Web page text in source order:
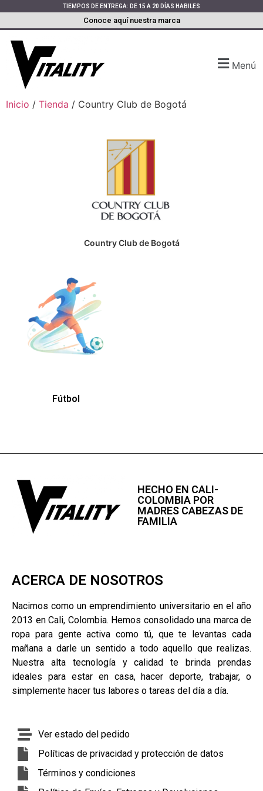
TIEMPOS DE ENTREGA: DE 15 A 20 DÍAS HABILES
Conoce aquí nuestra marca
Menú
Inicio / Tienda / Country Club de Bogotá
Country Club de Bogotá
Fútbol
HECHO EN CALI-
COLOMBIA POR
MADRES CABEZAS DE
FAMILIA
ACERCA DE NOSOTROS
Nacimos como un emprendimiento universitario en el año
2013 en Cali, Colombia. Hemos consolidado una marca de
ropa para gente activa como tú, que te levantas cada
mañana a darle un sentido a todo aquello que realizas.
Nuestra alta tecnología y calidad te brinda prendas
ideales para estar en casa, hacer deporte, trabajar, o
simplemente hacer tus labores o tareas del día a día.
Ver estado del pedido
Políticas de privacidad y protección de datos
Términos y condiciones